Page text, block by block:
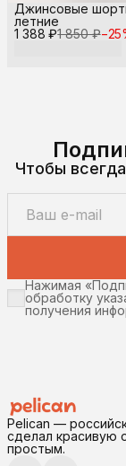
1 388 ₽1 850 ₽−25
Джинсовые
летние
Чтобы
Нажимая
обработку
получения
Pelican —
сделал красивую
простым.